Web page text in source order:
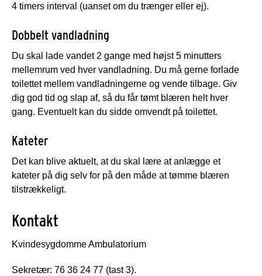
4 timers interval (uanset om du trænger eller ej).
Dobbelt vandladning
Du skal lade vandet 2 gange med højst 5 minutters
mellemrum ved hver vandladning. Du må gerne forlade
toilettet mellem vandladningerne og vende tilbage. Giv
dig god tid og slap af, så du får tømt blæren helt hver
gang. Eventuelt kan du sidde omvendt på toilettet.
Kateter
Det kan blive aktuelt, at du skal lære at anlægge et
kateter på dig selv for på den måde at tømme blæren
tilstrækkeligt.
Kontakt
Kvindesygdomme Ambulatorium
Sekretær: 76 36 24 77 (tast 3).